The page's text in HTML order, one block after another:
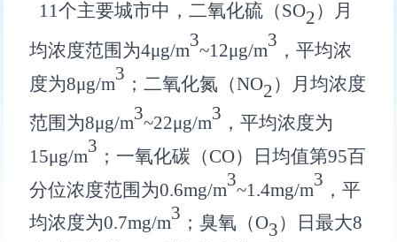
11个主要城市中，二氧化硫（SO2）月
均浓度范围为4μg/m3~1 2μg/m3 ，平均浓
度为8μg/m3 ；二氧化氮（NO2）月均浓度
范围为8μg/m3~22μg/m3 ，平均浓度为
15μg/m3 ； 一氧化碳（CO）日均值第95百
分位浓度范围为0.6mg/m3~1.4mg/m3 ，平
均浓度为0.7mg/m3 ；臭氧（O3）日最大8